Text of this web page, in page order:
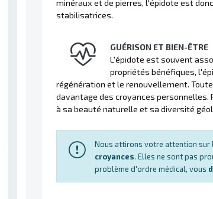
minéraux et de pierres, l'épidote est
stabilisatrices.
GUÉRISON ET BIEN-ÊTRE
L'épidote est souvent
propriétés bénéfiques,
régénération et le renouvellement.
davantage des croyances personnelles.
à sa beauté naturelle et sa diversité
Nous attirons votre attention sur
croyances. Elles ne sont pas
problème d'ordre médical, vous